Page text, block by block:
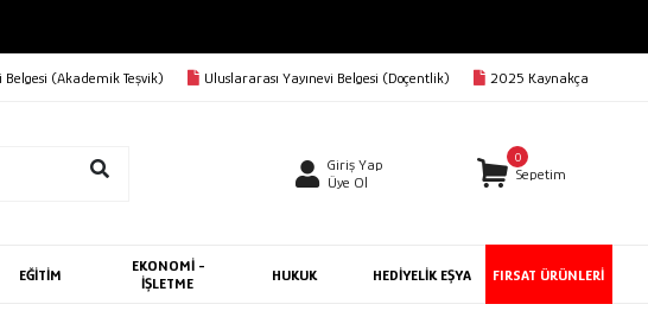
Belgesi (Akademik Teşvik) Uluslararası Yayınevi Belgesi (Doçentlik) 2025 Kaynakça
Giriş Yap
Üye Ol
0
Sepetim
EĞİTİM
EKONOMİ -
İŞLETME
HUKUK HEDİYELİK EŞYA FIRSAT ÜRÜNLERİ